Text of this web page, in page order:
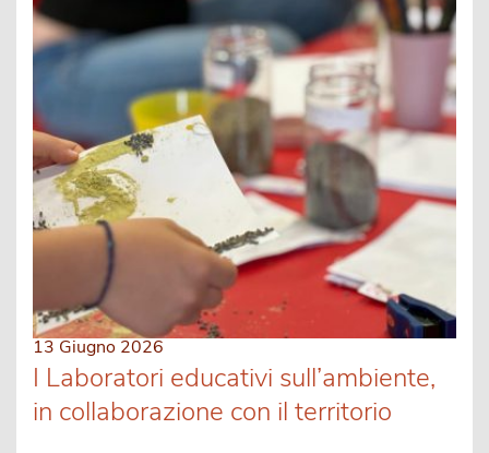
13 Giugno 2026
I Laboratori educativi sull’ambiente,
in collaborazione con il territorio